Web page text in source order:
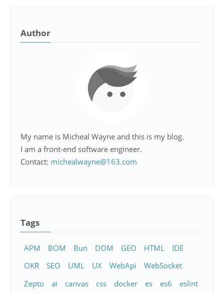
Author
My name is Micheal Wayne and this is my blog.
I am a front-end software engineer.
Contact: michealwayne@163.com
Tags
APM BOM Bun DOM GEO HTML
IDE
OKR
SEO UML UX WebApi
WebSocket
Zepto
ai canvas css docker es es6
eslint